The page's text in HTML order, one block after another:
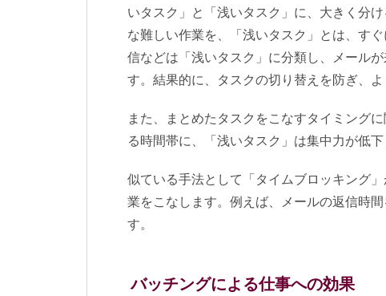
いタスク」と「浅いタスク」に、大きく分
な難しい作業を、「浅いタスク」とは、す
信などは「浅いタスク」に分類し、メール
す。結果的に、タスクの切り替えを防ぎ、
また、まとめたタスクをこなすタイミング
る時間帯に、「浅いタスク」は集中力が低
似ている手法として「タイムブロッキング
業をこなします。例えば、メールの返信時
す。
バッチングによる仕事への効果